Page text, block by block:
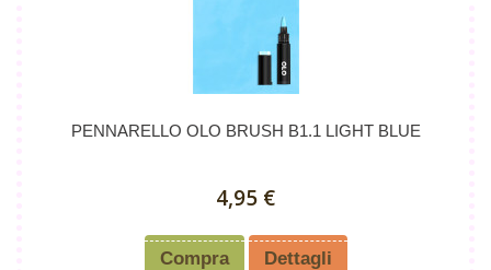
PENNARELLO OLO BRUSH B1.1 LIGHT BLUE
4,95 €
Compra Dettagli